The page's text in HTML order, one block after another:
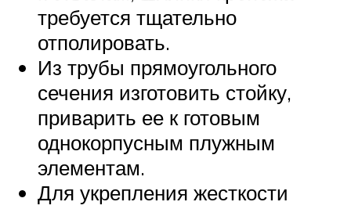
требуется тщательно
отполировать.
Из трубы прямоугольного
сечения изготовить стойку,
приварить ее к готовым
однокорпусным плужным
элементам.
Для укрепления жесткости